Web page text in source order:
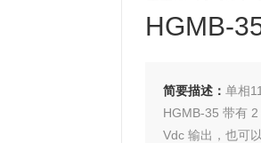
HGMB-
简要描述：单相
HGMB-35 带有
Vdc 输出，也可